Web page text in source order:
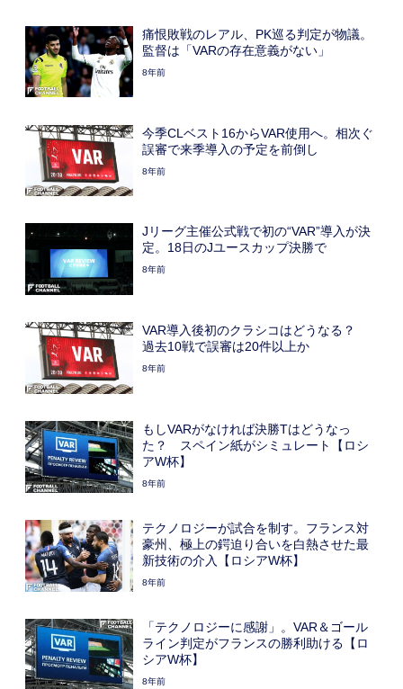
痛恨敗戦のレアル、PK巡る判定が物議。
監督は「VARの存在意義がない」
8年前
今季CLベスト16からVAR使用へ。相次ぐ
誤審で来季導入の予定を前倒し
8年前
Jリーグ主催公式戦で初の“VAR”導入が決
定。18日のJユースカップ決勝で
8年前
VAR導入後初のクラシコはどうなる？
過去10戦で誤審は20件以上か
8年前
もしVARがなければ決勝Tはどうなっ
た？ スペイン紙がシミュレート【ロシ
アW杯】
8年前
テクノロジーが試合を制す。フランス対
豪州、極上の鍔迫り合いを白熱させた最
新技術の介入【ロシアW杯】
8年前
「テクノロジーに感謝」。VAR＆ゴール
ライン判定がフランスの勝利助ける【ロ
シアW杯】
8年前